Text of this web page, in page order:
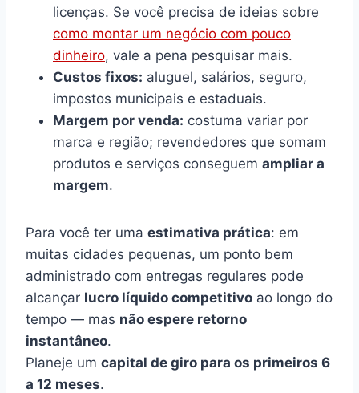
licenças. Se você precisa de ideias sobre
como montar um negócio com pouco
dinheiro, vale a pena pesquisar mais.
Custos fixos: aluguel, salários, seguro,
impostos municipais e estaduais.
Margem por venda: costuma variar por
marca e região; revendedores que somam
produtos e serviços conseguem ampliar a
margem.
Para você ter uma estimativa prática: em
muitas cidades pequenas, um ponto bem
administrado com entregas regulares pode
alcançar lucro líquido competitivo ao longo do
tempo — mas não espere retorno
instantâneo.
Planeje um capital de giro para os primeiros 6
a 12 meses.